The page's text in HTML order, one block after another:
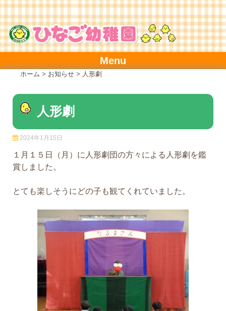
Skip
to
content
Menu
ホーム > お知らせ > 人形劇
人形劇
2024年1月15日
１月１５日（月）に人形劇団の方々による人形劇を鑑
賞しました。
とても楽しそうにどの子も観てくれていました。